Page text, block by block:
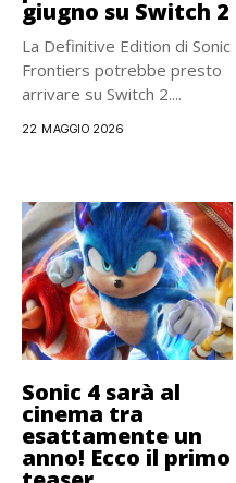
giugno su Switch 2
La Definitive Edition di Sonic
Frontiers potrebbe presto
arrivare su Switch 2....
22 MAGGIO 2026
Sonic 4 sarà al
cinema tra
esattamente un
anno! Ecco il primo